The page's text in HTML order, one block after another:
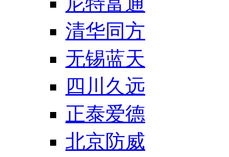
清华同方
无锡蓝天
四川久远
正泰爱德
北京防威